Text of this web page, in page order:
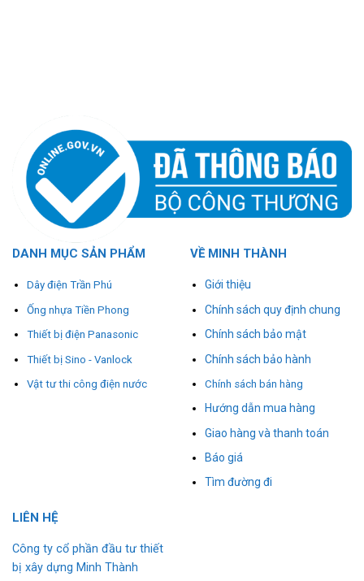
DANH MỤC SẢN PHẨM
Dây điện Trần Phú
Ống nhựa Tiền Phong
Thiết bị điện Panasonic
Thiết bị Sino - Vanlock
Vật tư thi công điện nước
VỀ MINH THÀNH
Giới thiệu
Chính sách quy định chung
Chính sách bảo mật
Chính sách bảo hành
Chính sách bán hàng
Hướng dẫn mua hàng
Giao hàng và thanh toán
Báo giá
Tìm đường đi
LIÊN HỆ
Công ty cổ phần đầu tư thiết
bị xây dựng Minh Thành